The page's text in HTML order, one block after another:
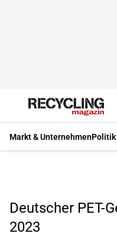
Markt & UnternehmenPolitik
Deutscher PET-
2023